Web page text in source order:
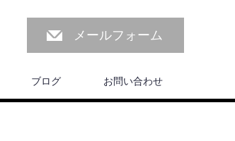
メールフォーム
ブログ お問い合わせ